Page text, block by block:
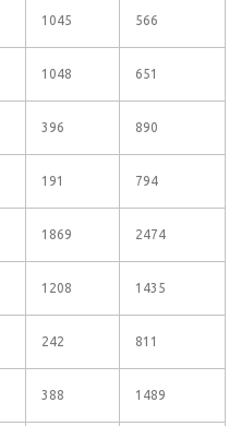
1045 566
1048 651
396 890
191 794
1869 2474
1208 1435
242 811
388 1489